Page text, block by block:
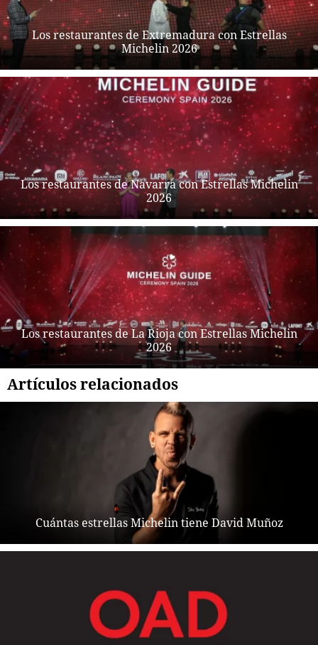
Los restaurantes de Extremadura con Estrellas
Michelin 2026
Los restaurantes de Navarra con Estrellas Michelin
2026
Los restaurantes de La Rioja con Estrellas Michelin
2026
Artículos relacionados
Cuántas estrellas Michelin tiene David Muñoz